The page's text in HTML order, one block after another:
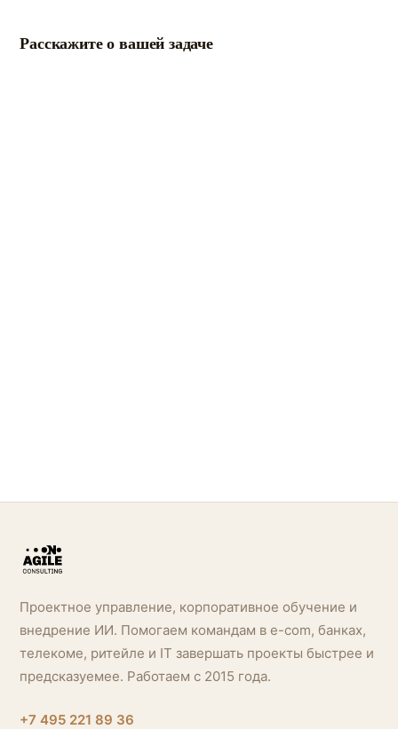
Расскажите о вашей задаче
Проектное управление, корпоративное обучение и
внедрение ИИ. Помогаем командам в e-com, банках,
телекоме, ритейле и IT завершать проекты быстрее и
предсказуемее. Работаем с 2015 года.
+7 495 221 89 36